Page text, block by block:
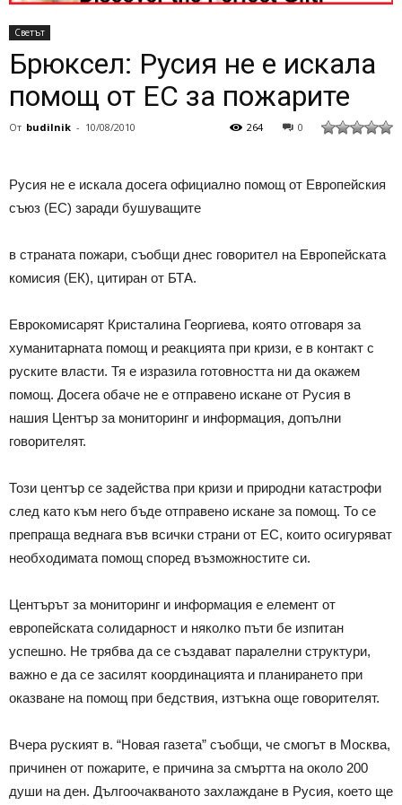
Светът
Брюксел: Русия не е искала
помощ от ЕС за пожарите
От budilnik - 10/08/2010 0
264
Русия не е искала досега официално помощ от Европейския
съюз (ЕС) заради бушуващите
в страната пожари, съобщи днес говорител на Европейската
комисия (ЕК), цитиран от БТА.
Еврокомисарят Кристалина Георгиева, която отговаря за
хуманитарната помощ и реакцията при кризи, е в контакт с
руските власти. Тя е изразила готовността ни да окажем
помощ. Досега обаче не е отправено искане от Русия в
нашия Център за мониторинг и информация, допълни
говорителят.
Този център се задейства при кризи и природни катастрофи
след като към него бъде отправено искане за помощ. То се
препраща веднага във всички страни от ЕС, които осигуряват
необходимата помощ според възможностите си.
Центърът за мониторинг и информация е елемент от
европейската солидарност и няколко пъти бе изпитан
успешно. Не трябва да се създават паралелни структури,
важно е да се засилят координацията и планирането при
оказване на помощ при бедствия, изтъкна още говорителят.
Вчера руският в. “Новая газета” съобщи, че смогът в Москва,
причинен от пожарите, е причина за смъртта на около 200
души на ден. Дългоочакваното захлаждане в Русия, което ще